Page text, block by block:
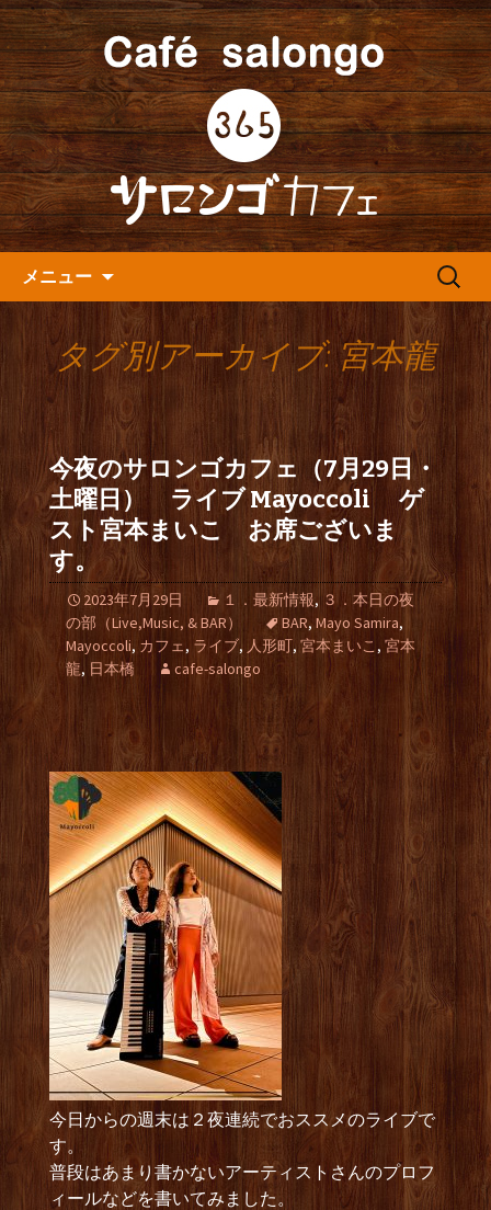
人形町の『365(サロンゴ)カフ
ェ』よりお知らせ
人形町の音楽カフェ『365カフェ』より
最新情報をお届けします。
メニュー
検
タグ別アーカイブ: 宮本龍
今夜のサロンゴカフェ（7月29日・
土曜日） ライブ Mayoccoli ゲ
スト宮本まいこ お席ございま
す。
2023年7月29日 １．最新情報, ３．本日の夜
の部（Live,Music, & BAR）
BAR, Mayo Samira,
Mayoccoli, カフェ, ライブ, 人形町, 宮本まいこ , 宮本
龍, 日本橋 cafe-salongo
今日からの週末は２夜連続でおススメのライブで
す。
普段はあまり書かないアーティストさんのプロフ
ィールなどを書いてみました。